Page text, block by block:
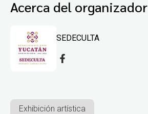
Acerca del organizador
SEDECULTA
Exhibición artística